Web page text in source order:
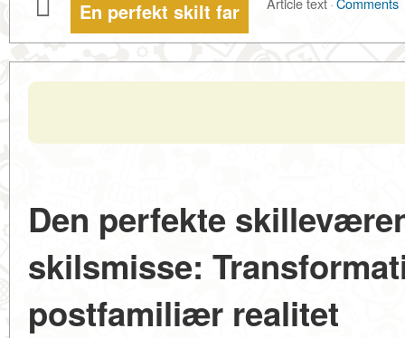
En perfekt skilt far
Den perfekte
skilsmisse:
postfamiliær realitet